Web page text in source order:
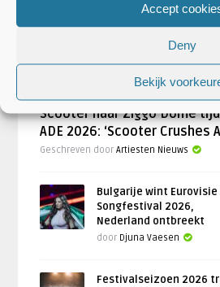
Accept
Deny
Bekijk
Scooter naar Ziggo Dome
ADE 2026: ‘Scooter Crushes
Geschreven doorArtiesten Nieuws
Bulgarije wint Eurovisie
Songfestival 2026,
Nederland ontbreekt
door Djuna Vaesen
Festivalseizoen 2026